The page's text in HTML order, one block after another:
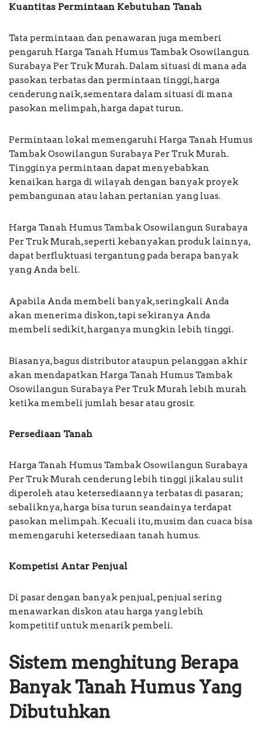
Kuantitas Permintaan Kebutuhan Tanah
Tata permintaan dan penawaran juga memberi
pengaruh Harga Tanah Humus Tambak Osowilangun
Surabaya Per Truk Murah. Dalam situasi di mana ada
pasokan terbatas dan permintaan tinggi, harga
cenderung naik, sementara dalam situasi di mana
pasokan melimpah, harga dapat turun.
Permintaan lokal memengaruhi Harga Tanah Humus
Tambak Osowilangun Surabaya Per Truk Murah.
Tingginya permintaan dapat menyebabkan
kenaikan harga di wilayah dengan banyak proyek
pembangunan atau lahan pertanian yang luas.
Harga Tanah Humus Tambak Osowilangun Surabaya
Per Truk Murah, seperti kebanyakan produk lainnya,
dapat berfluktuasi tergantung pada berapa banyak
yang Anda beli.
Apabila Anda membeli banyak, seringkali Anda
akan menerima diskon, tapi sekiranya Anda
membeli sedikit, harganya mungkin lebih tinggi.
Biasanya, bagus distributor ataupun pelanggan akhir
akan mendapatkan Harga Tanah Humus Tambak
Osowilangun Surabaya Per Truk Murah lebih murah
ketika membeli jumlah besar atau grosir.
Persediaan Tanah
Harga Tanah Humus Tambak Osowilangun Surabaya
Per Truk Murah cenderung lebih tinggi jikalau sulit
diperoleh atau ketersediaannya terbatas di pasaran;
sebaliknya, harga bisa turun seandainya terdapat
pasokan melimpah. Kecuali itu, musim dan cuaca bisa
memengaruhi ketersediaan tanah humus.
Kompetisi Antar Penjual
Di pasar dengan banyak penjual, penjual sering
menawarkan diskon atau harga yang lebih
kompetitif untuk menarik pembeli.
Sistem menghitung Berapa
Banyak Tanah Humus Yang
Dibutuhkan